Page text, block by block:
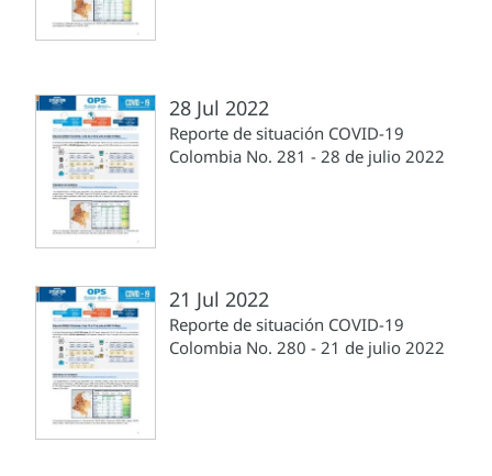
28 Jul 2022
Reporte de situación COVID-19
Colombia No. 281 - 28 de julio 2022
21 Jul 2022
Reporte de situación COVID-19
Colombia No. 280 - 21 de julio 2022